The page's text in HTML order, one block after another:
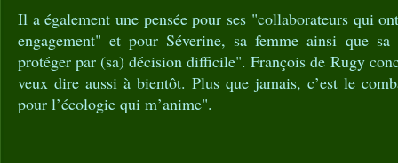
Il a également une pensée pour ses "collaborateurs qui
engagement" et pour Séverine, sa femme ainsi que
protéger par (sa) décision difficile". François de Rugy
veux dire aussi à bientôt. Plus que jamais, c’est le
pour l’écologie qui m’anime".